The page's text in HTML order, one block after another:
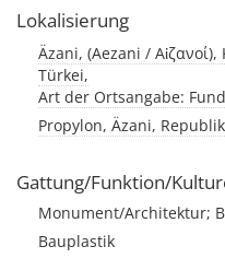
Lokalisierung
Äzani, (Aezani /
Türkei,
Art der Ortsangabe:
Propylon, Äzani,
Gattung/Funktion/
Monument/Architektur;
Bauplastik